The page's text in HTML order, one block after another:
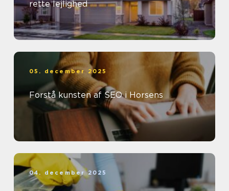
rette lejlighed
05. december 2025
Forstå kunsten af SEO i Horsens
04. december 2025